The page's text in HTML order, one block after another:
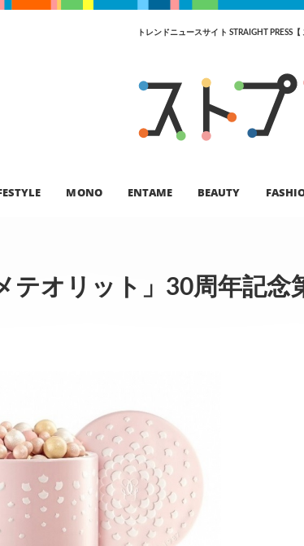
トレンドニュースサイト STRAIGHT PRESS【
MONO ENTAME BEAUTY
テオリット」30周年記念